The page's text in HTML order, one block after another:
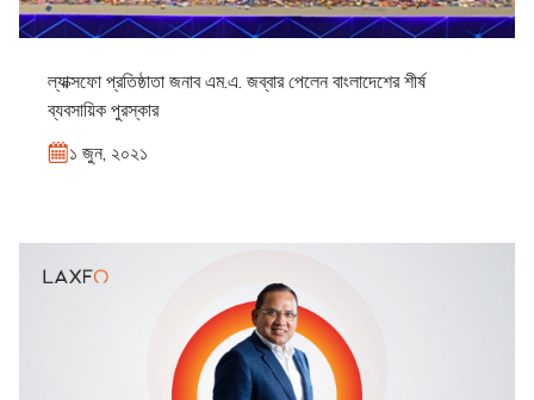
ল্যাক্সফো প্রতিষ্ঠাতা জনাব এম.এ. জব্বার পেলেন বাংলাদেশের শীর্ষ
ব্যবসায়িক পুরস্কার
১ জুন, ২০২১